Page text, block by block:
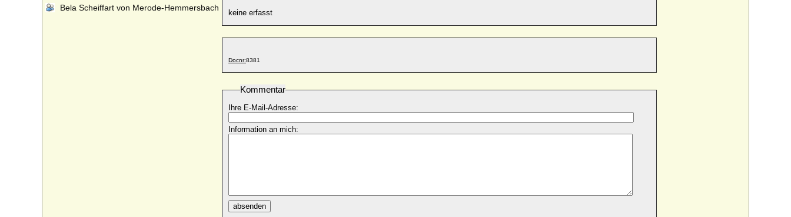
keine erfasst
Docnr:8381
Kommentar
Ihre E-Mail-Adresse:
Information an mich:
absenden
Bela Scheiffart von Merode-Hemmersbach